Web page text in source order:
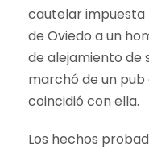
cautelar impuesta
de Oviedo a un
de alejamiento de
marchó de un
coincidió con ella.
Los hechos